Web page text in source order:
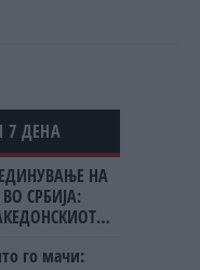
7 ДЕНА
НА
СРБИЈА:
го мачи: